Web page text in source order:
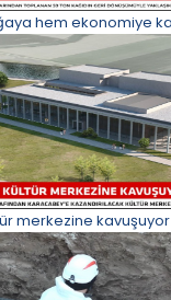
hem ekonomiye
merkezine kavuşuyor